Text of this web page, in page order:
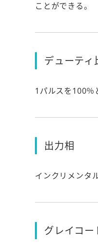
ことができる。
デューティ
1パルスを100％
出力相
インクリメンタ
グレイコー